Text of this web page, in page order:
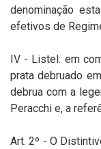
denominação
efetivos de
IV - Listel: em
prata debruado
debrua com a
Peracchi e, a
Art. 2º - O